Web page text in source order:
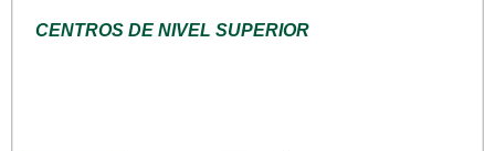
CENTROS DE NIVEL SUPERIOR